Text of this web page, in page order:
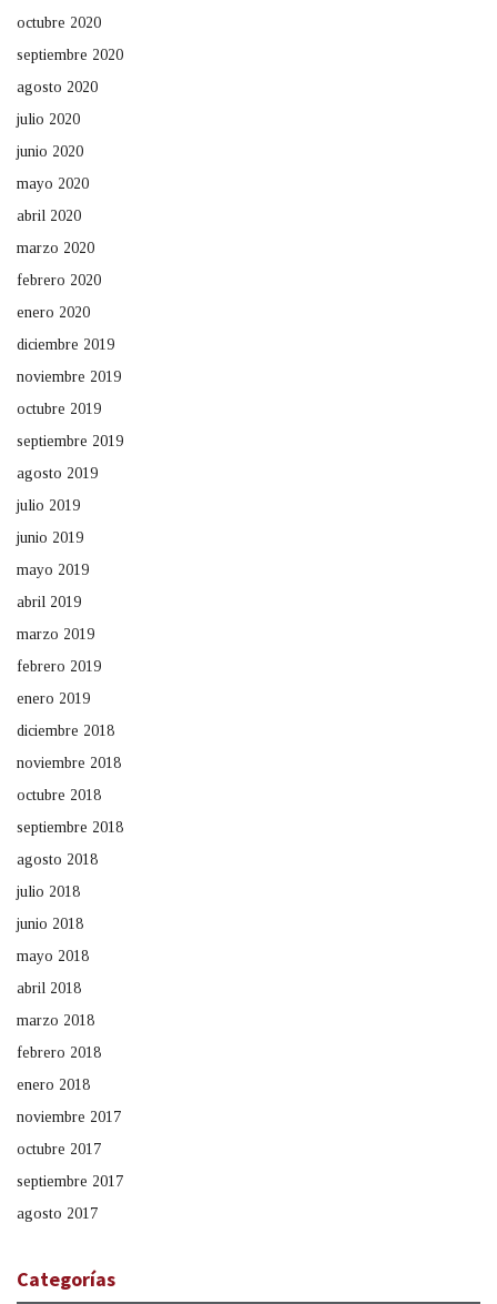
octubre 2020
septiembre 2020
agosto 2020
julio 2020
junio 2020
mayo 2020
abril 2020
marzo 2020
febrero 2020
enero 2020
diciembre 2019
noviembre 2019
octubre 2019
septiembre 2019
agosto 2019
julio 2019
junio 2019
mayo 2019
abril 2019
marzo 2019
febrero 2019
enero 2019
diciembre 2018
noviembre 2018
octubre 2018
septiembre 2018
agosto 2018
julio 2018
junio 2018
mayo 2018
abril 2018
marzo 2018
febrero 2018
enero 2018
noviembre 2017
octubre 2017
septiembre 2017
agosto 2017
Categorías